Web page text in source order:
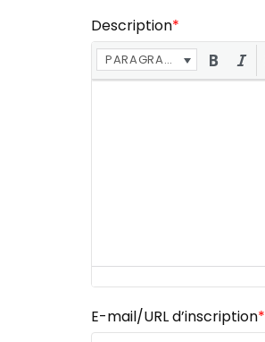
Description*
PARAGRAPHE
E-mail/URL d’inscription*